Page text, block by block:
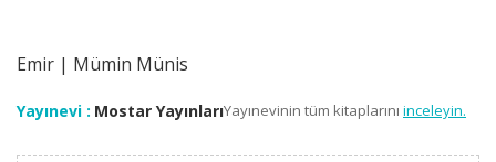
Emir | Mümin Münis
Yayınevi : Mostar YayınlarıYayınevinin tüm kitaplarını inceleyin.